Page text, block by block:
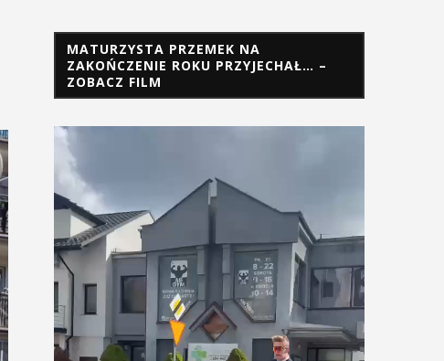
MATURZYSTA PRZEMEK NA
ZAKOŃCZENIE ROKU PRZYJECHAŁ… –
ZOBACZ FILM
Odtwarzacz
video